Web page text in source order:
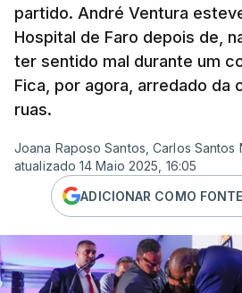
partido. André Ventura
Hospital de Faro depois de,
ter sentido mal durante um
Fica, por agora, arredado da
ruas.
Joana Raposo Santos, Carlos Santos
atualizado 14 Maio 2025, 16:05
ADICIONAR COMO